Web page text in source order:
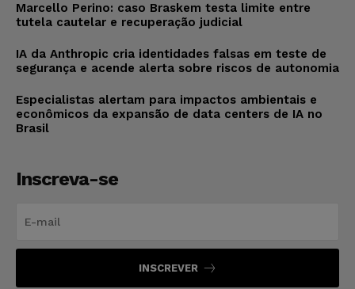
Marcello Perino: caso Braskem testa limite entre
tutela cautelar e recuperação judicial
IA da Anthropic cria identidades falsas em teste de
segurança e acende alerta sobre riscos de autonomia
Especialistas alertam para impactos ambientais e
econômicos da expansão de data centers de IA no
Brasil
Inscreva-se
INSCREVER